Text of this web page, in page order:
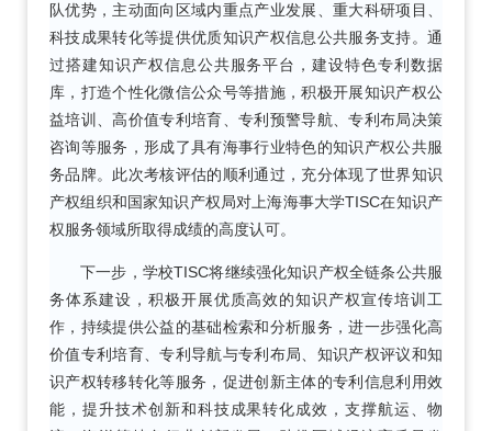
队优势，主动面向区域内重点产业发展、重大科研项目、
科技成果转化等提供优质知识产权信息公共服务支持。通
过搭建知识产权信息公共服务平台，建设特色专利数据
库，打造个性化微信公众号等措施，积极开展知识产权公
益培训、高价值专利培育、专利预警导航、专利布局决策
咨询等服务，形成了具有海事行业特色的知识产权公共服
务品牌。此次考核评估的顺利通过，充分体现了世界知识
产权组织和国家知识产权局对上海海事大学TISC在知识产
权服务领域所取得成绩的高度认可。
下一步，学校TISC将继续强化知识产权全链条公共服
务体系建设，积极开展优质高效的知识产权宣传培训工
作，持续提供公益的基础检索和分析服务，进一步强化高
价值专利培育、专利导航与专利布局、知识产权评议和知
识产权转移转化等服务，促进创新主体的专利信息利用效
能，提升技术创新和科技成果转化成效，支撑航运、物